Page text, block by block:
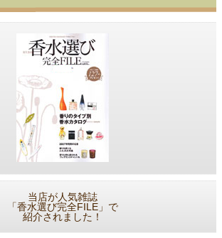
当店が人気雑誌
「香水選び完全FILE」で
紹介されました！